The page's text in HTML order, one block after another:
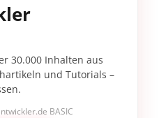
30.000 Inhalten aus
und Tutorials –
BASIC